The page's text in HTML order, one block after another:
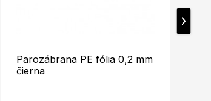
Parozábrana PE fólia 0,2 mm
čierna